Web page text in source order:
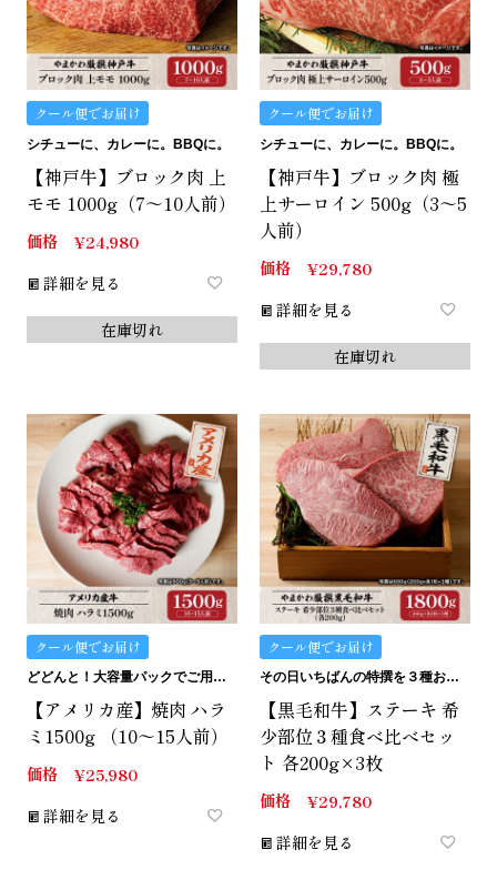
クール便でお届け
シチューに、カレーに。BBQに。
【神戸牛】ブロック肉 上
モモ 1000g（7～10人前）
価格 ¥24,980
詳細を見る
在庫切れ
クール便でお届け
シチューに、カレーに。BBQに。
【神戸牛】ブロック肉 極
上サーロイン 500g（3～5
人前）
価格 ¥29,780
詳細を見る
在庫切れ
クール便でお届け
どどんと！大容量パックでご用意しました。
【アメリカ産】焼肉 ハラ
ミ1500g （10～15人前）
価格 ¥25,980
詳細を見る
クール便でお届け
その日いちばんの特撰を３種お詰めいたします。
【黒毛和牛】ステーキ 希
少部位３種食べ比べセッ
ト 各200g×3枚
価格 ¥29,780
詳細を見る